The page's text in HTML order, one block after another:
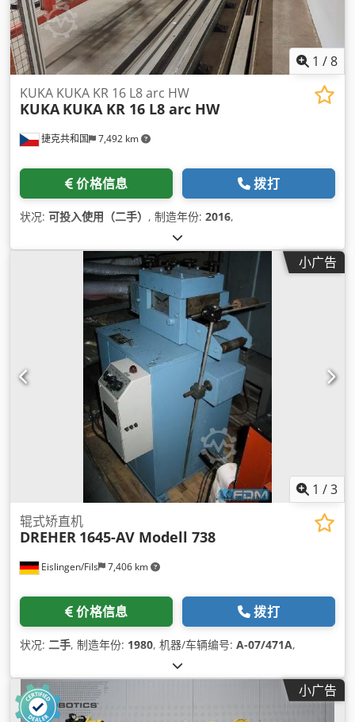
1 /8
捷克共和国 7,492 km
KUKA KUKA KR 16 L8 arc HW
KUKA KUKA KR 16 L8 arc HW
价格信息 拨打
状况: 可投入使用（二手） , 制造年份: 2016,
小广告
1 /3
Eislingen/Fils 7,406 km
辊式矫直机
DREHER 1645-AV Modell 738
价格信息 拨打
状况: 二手, 制造年份: 1980, 机器/车辆编号: A-07/471A,
小广告